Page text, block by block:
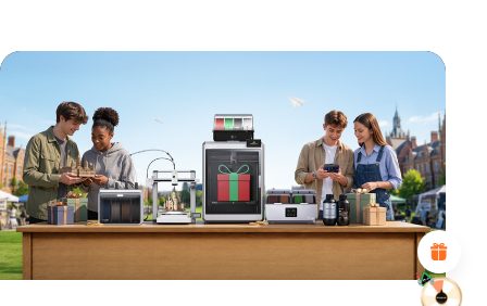
*CALIFIQUE SU NIVEL DE SATISFACCIÓN CON ESTA
2 5 9 10
*RAZONES DE SU SATISFACCIÓN
Diseño visual atractivo
Recomendaciones de productos adecuadas
Navegación y categorías claras